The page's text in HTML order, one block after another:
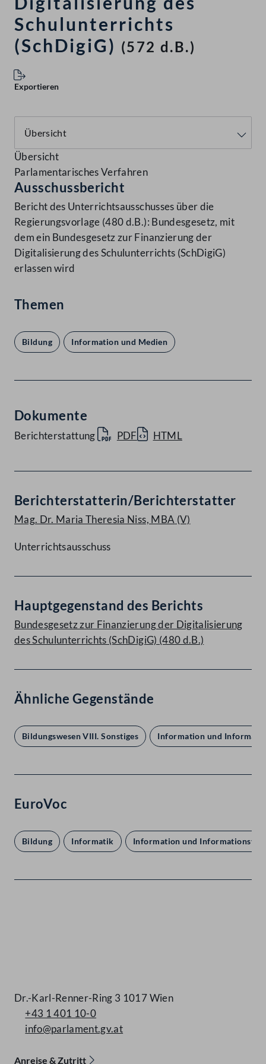
Schulunterrichts
(SchDigiG) (572 d.B.)
Exportieren
Übersicht
Parlamentarisches Verfahren
Ausschussbericht
Bericht des Unterrichtsausschusses über die
Regierungsvorlage (480 d.B.): Bundesgesetz, mit
dem ein Bundesgesetz zur Finanzierung der
Digitalisierung des Schulunterrichts (SchDigiG)
erlassen wird
Themen
Bildung Information und Medien
Dokumente
Berichterstattung PDF HTML
Berichterstatterin/Berichterstatter
Mag. Dr. Maria Theresia Niss, MBA (V)
Unterrichtsausschuss
Hauptgegenstand des Berichts
Bundesgesetz zur Finanzierung der Digitalisierung
des Schulunterrichts (SchDigiG) (480 d.B.)
Ähnliche Gegenstände
Bildungswesen VIII. Sonstiges Information und
EuroVoc
Bildung Informatik Information und
Dr.-Karl-Renner-Ring 3 1017 Wien
+43 1 401 10-0
info@parlament.gv.at
Anreise & Zutritt